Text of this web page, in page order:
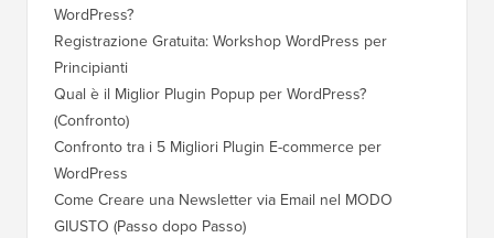
WordPress?
Registrazione Gratuita: Workshop WordPress per
Principianti
Qual è il Miglior Plugin Popup per WordPress?
(Confronto)
Confronto tra i 5 Migliori Plugin E-commerce per
WordPress
Come Creare una Newsletter via Email nel MODO
GIUSTO (Passo dopo Passo)